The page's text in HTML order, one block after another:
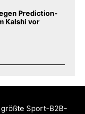
Prediction-
Kalshi vor
Sport-B2B-